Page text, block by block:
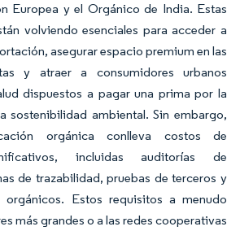
Europea y el Orgánico de India. Estas
volviendo esenciales para acceder a
asegurar espacio premium en las
y atraer a consumidores urbanos
dispuestos a pagar una prima por la
sostenibilidad ambiental. Sin embargo,
orgánica conlleva costos de
incluidas auditorías de
de trazabilidad, pruebas de terceros y
Estos requisitos a menudo
más grandes o a las redes cooperativas